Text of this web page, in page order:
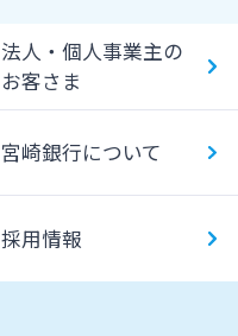
法人・個人事業主の
お客さま
宮崎銀行について
採用情報